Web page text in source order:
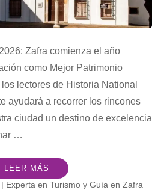
Zafra comienza el año
como Mejor Patrimonio
lectores de Historia National
ayudará a recorrer los rincones
ciudad un destino de excelencia
…
LEER MÁS
Experta en Turismo y Guía en Zafra